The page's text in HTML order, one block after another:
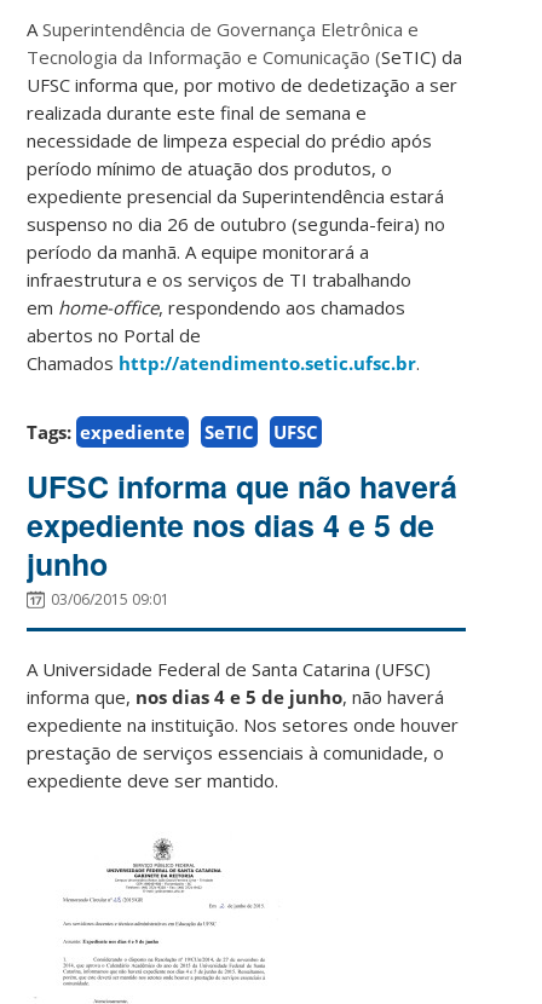
ASuperintendência de Governança Eletrônica e
Tecnologia da Informação e Comunicação (SeTIC) da
UFSC informa que, por motivo de dedetização a ser
realizada durante este final de semana e
necessidade de limpeza especial do prédio após
período mínimo de atuação dos produtos, o
expediente presencial da Superintendência estará
suspenso no dia 26 de outubro (segunda-feira) no
período da manhã. A equipe monitorará a
infraestrutura e os serviços de TI trabalhando
em home-office, respondendo aos chamados
abertos no Portal de
Chamados http://atendimento.setic.ufsc.br.
Tags: expediente SeTIC UFSC
UFSC informa que não haverá
expediente nos dias 4 e 5 de
junho
03/06/2015 09:01
A Universidade Federal de Santa Catarina (UFSC)
informa que, nos dias 4 e 5 de junho, não haverá
expediente na instituição. Nos setores onde houver
prestação de serviços essenciais à comunidade, o
expediente deve ser mantido.